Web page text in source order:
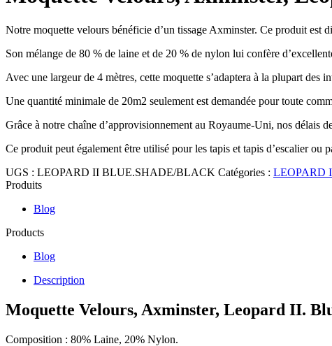
Notre moquette velours bénéficie d’un tissage Axminster. Ce produit est
Son mélange de 80 % de laine et de 20 % de nylon lui confère
Avec une largeur de 4 mètres, cette moquette s’adaptera à la plupart des
Une quantité minimale de 20m2 seulement est demandée pour toute
Grâce à notre chaîne d’approvisionnement au Royaume-Uni, nos délais
Ce produit peut également être utilisé pour les tapis et tapis d’escalier ou
UGS : LEOPARD II BLUE.SHADE/BLACK Catégories : LEOPARD
Produits
Blog
Products
Blog
Description
Moquette Velours, Axminster, Leopard II.
Composition : 80% Laine, 20% Nylon.